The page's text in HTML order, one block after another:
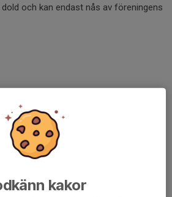
och kan endast nås av föreningens
kakor